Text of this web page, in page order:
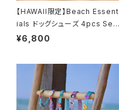
【HAWAII限定】Beach Essent
ials ドッグシューズ 4pcs Set
｜チャーム対応 EVA Dog Sho
¥6,800